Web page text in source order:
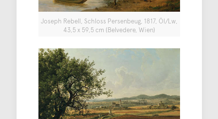
Joseph Rebell, Schloss Persenbeug, 1817, Öl/Lw,
43,5 x 59,5 cm (Belvedere, Wien)